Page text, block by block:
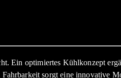
Ein optimiertes Kühlkonzept
sorgt eine innovative